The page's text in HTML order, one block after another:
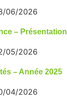
06/2026
– Présentation
05/2026
– Année 2025
04/2026